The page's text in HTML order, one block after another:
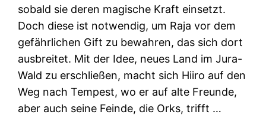
sobald sie deren magische Kraft einsetzt.
Doch diese ist notwendig, um Raja vor dem
gefährlichen Gift zu bewahren, das sich dort
ausbreitet. Mit der Idee, neues Land im Jura-
Wald zu erschließen, macht sich Hiiro auf den
Weg nach Tempest, wo er auf alte Freunde,
aber auch seine Feinde, die Orks, trifft …